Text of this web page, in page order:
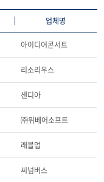
업체명
아이디어콘서트
리소리우스
샌디아
㈜위베어소프트
래블업
씨넘버스